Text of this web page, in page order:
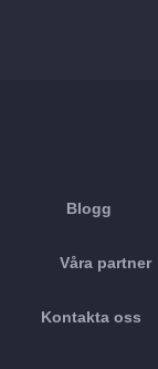
Blogg
Våra partner
Kontakta oss